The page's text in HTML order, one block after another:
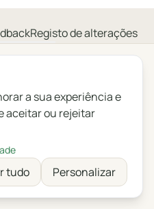
Registo de alterações
Русский
a sua experiência e
aceitar ou rejeitar
tudo Personalizar